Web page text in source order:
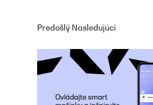
Predošlý Nasledujúci